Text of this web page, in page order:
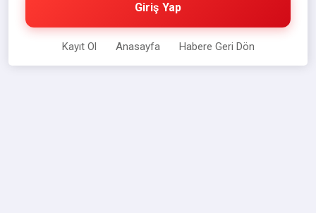
Giriş Yap
Kayıt Ol Anasayfa Habere Geri Dön